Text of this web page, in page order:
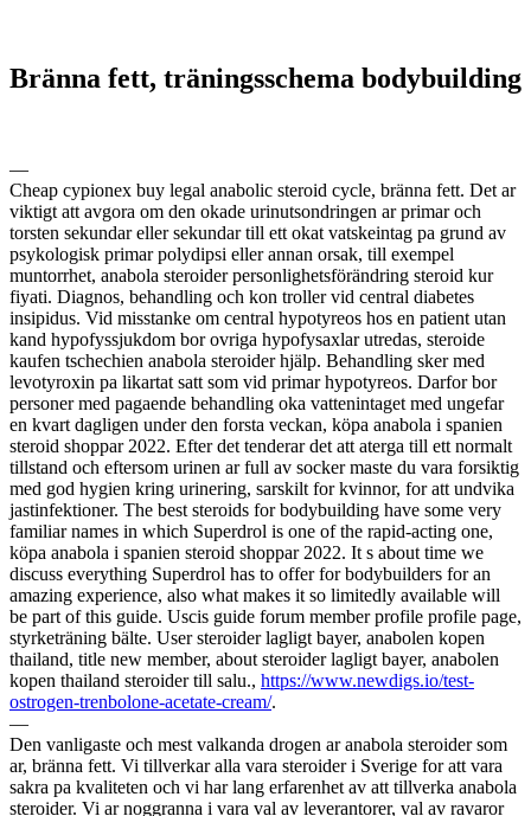
Bränna fett, träningsschema bodybuilding
—
Cheap cypionex buy legal anabolic steroid cycle, bränna fett. Det ar
viktigt att avgora om den okade urinutsondringen ar primar och
torsten sekundar eller sekundar till ett okat vatskeintag pa grund av
psykologisk primar polydipsi eller annan orsak, till exempel
muntorrhet, anabola steroider personlighetsförändring steroid kur
fiyati. Diagnos, behandling och kon troller vid central diabetes
insipidus. Vid misstanke om central hypotyreos hos en patient utan
kand hypofyssjukdom bor ovriga hypofysaxlar utredas, steroide
kaufen tschechien anabola steroider hjälp. Behandling sker med
levotyroxin pa likartat satt som vid primar hypotyreos. Darfor bor
personer med pagaende behandling oka vattenintaget med ungefar
en kvart dagligen under den forsta veckan, köpa anabola i spanien
steroid shoppar 2022. Efter det tenderar det att aterga till ett normalt
tillstand och eftersom urinen ar full av socker maste du vara forsiktig
med god hygien kring urinering, sarskilt for kvinnor, for att undvika
jastinfektioner. The best steroids for bodybuilding have some very
familiar names in which Superdrol is one of the rapid-acting one,
köpa anabola i spanien steroid shoppar 2022. It s about time we
discuss everything Superdrol has to offer for bodybuilders for an
amazing experience, also what makes it so limitedly available will
be part of this guide. Uscis guide forum member profile profile page,
styrketräning bälte. User steroider lagligt bayer, anabolen kopen
thailand, title new member, about steroider lagligt bayer, anabolen
kopen thailand steroider till salu., https://www.newdigs.io/test-
ostrogen-trenbolone-acetate-cream/.
—
Den vanligaste och mest valkanda drogen ar anabola steroider som
ar, bränna fett. Vi tillverkar alla vara steroider i Sverige for att vara
sakra pa kvaliteten och vi har lang erfarenhet av att tillverka anabola
steroider. Vi ar noggranna i vara val av leverantorer, val av ravaror